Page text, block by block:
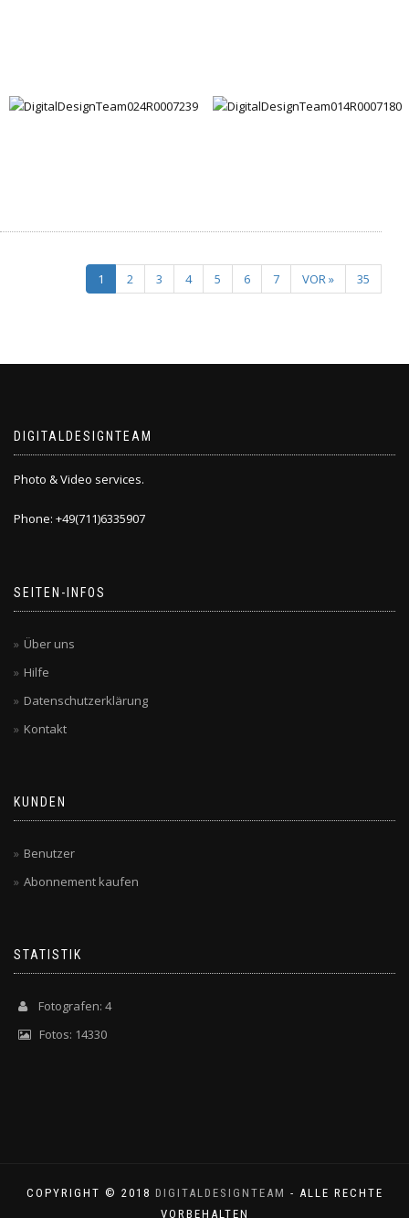
1 2 3 4 5 6 7 VOR » 35
DIGITALDESIGNTEAM
Photo & Video services.
Phone: +49(711)6335907
SEITEN-INFOS
Über uns
Hilfe
Datenschutzerklärung
Kontakt
KUNDEN
Benutzer
Abonnement kaufen
STATISTIK
Fotografen: 4
Fotos: 14330
COPYRIGHT © 2018 DIGITALDESIGNTEAM - ALLE RECHTE
VORBEHALTEN